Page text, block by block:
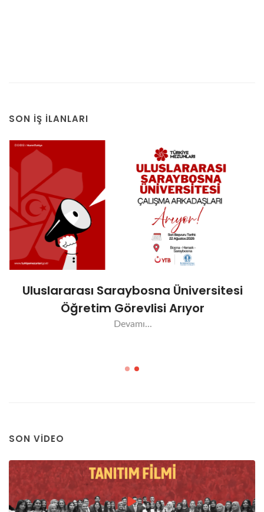
SON İŞ İLANLARI
Uluslararası Saraybosna Üniversitesi
Öğretim Görevlisi Arıyor
Devamı...
SON VIDEO